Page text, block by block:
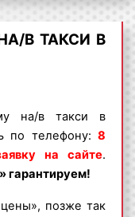
цены. Для
по
по
заявку на
большим
бизнеса.
в такси среди
факторов:
В ТАКСИ В
на/в такси в
по телефону: 8
на сайте.
гарантируем!
позже так